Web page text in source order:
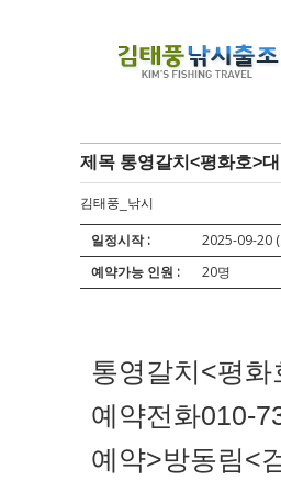
제목 통영갈치<평화호>
김태풍_낚시
일정시작 :
2025-09-20
예약가능 인원 :
20명
통영갈치<평
예약전화010-
예약>방동림<